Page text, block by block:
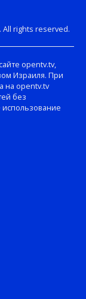
Copyright © Открытый телеканал. תנועת הערבות. All rights reserved.
opentv.tv,
Израиля. При
на opentv.tv
без